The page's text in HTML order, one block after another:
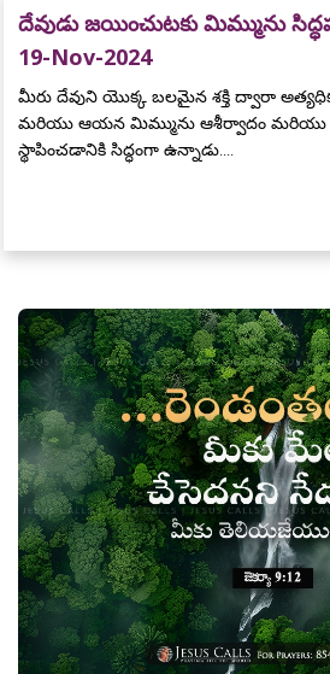
దేవుడు జయించుటకు మిమ్మును
19-Nov-2024
మీరు దేవుని యొక్క బలమైన శక్తి ద్వారా
మరియు ఆయన మిమ్మును ఆశీర్వాదం మరియు
స్థాపించడానికి సిద్ధంగా ఉన్నాడు....